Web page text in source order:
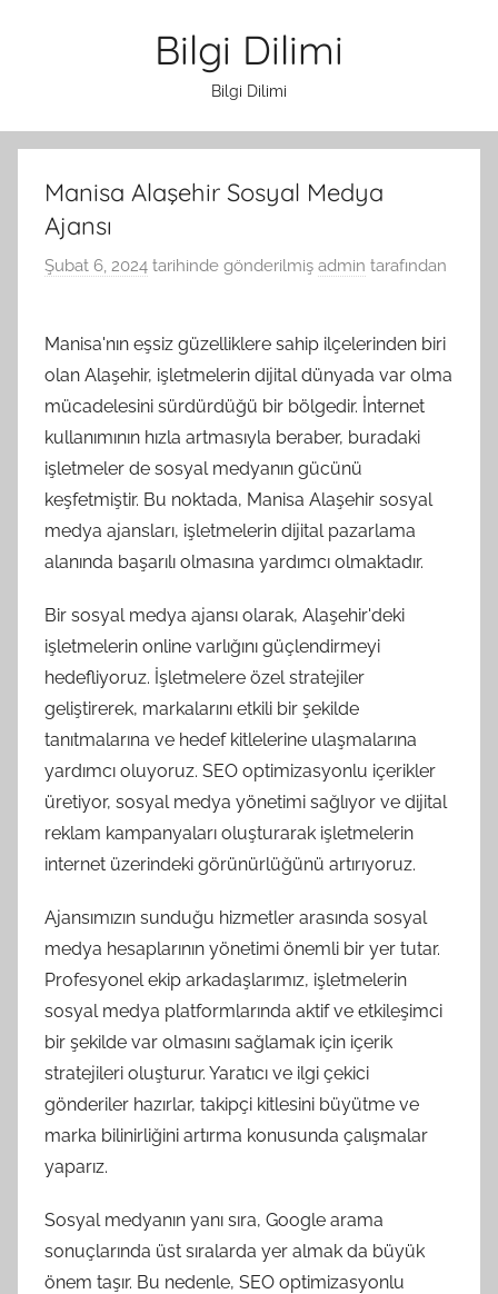
Bilgi Dilimi
Bilgi Dilimi
Manisa Alaşehir Sosyal Medya
Ajansı
Şubat 6, 2024 tarihinde gönderilmiş admin tarafından
Manisa'nın eşsiz güzelliklere sahip ilçelerinden biri
olan Alaşehir, işletmelerin dijital dünyada var olma
mücadelesini sürdürdüğü bir bölgedir. İnternet
kullanımının hızla artmasıyla beraber, buradaki
işletmeler de sosyal medyanın gücünü
keşfetmiştir. Bu noktada, Manisa Alaşehir sosyal
medya ajansları, işletmelerin dijital pazarlama
alanında başarılı olmasına yardımcı olmaktadır.
Bir sosyal medya ajansı olarak, Alaşehir'deki
işletmelerin online varlığını güçlendirmeyi
hedefliyoruz. İşletmelere özel stratejiler
geliştirerek, markalarını etkili bir şekilde
tanıtmalarına ve hedef kitlelerine ulaşmalarına
yardımcı oluyoruz. SEO optimizasyonlu içerikler
üretiyor, sosyal medya yönetimi sağlıyor ve dijital
reklam kampanyaları oluşturarak işletmelerin
internet üzerindeki görünürlüğünü artırıyoruz.
Ajansımızın sunduğu hizmetler arasında sosyal
medya hesaplarının yönetimi önemli bir yer tutar.
Profesyonel ekip arkadaşlarımız, işletmelerin
sosyal medya platformlarında aktif ve etkileşimci
bir şekilde var olmasını sağlamak için içerik
stratejileri oluşturur. Yaratıcı ve ilgi çekici
gönderiler hazırlar, takipçi kitlesini büyütme ve
marka bilinirliğini artırma konusunda çalışmalar
yaparız.
Sosyal medyanın yanı sıra, Google arama
sonuçlarında üst sıralarda yer almak da büyük
önem taşır. Bu nedenle, SEO optimizasyonlu